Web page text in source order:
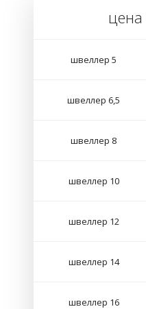
цена
швеллер 5
швеллер 6,5
швеллер 8
швеллер 10
швеллер 12
швеллер 14
швеллер 16